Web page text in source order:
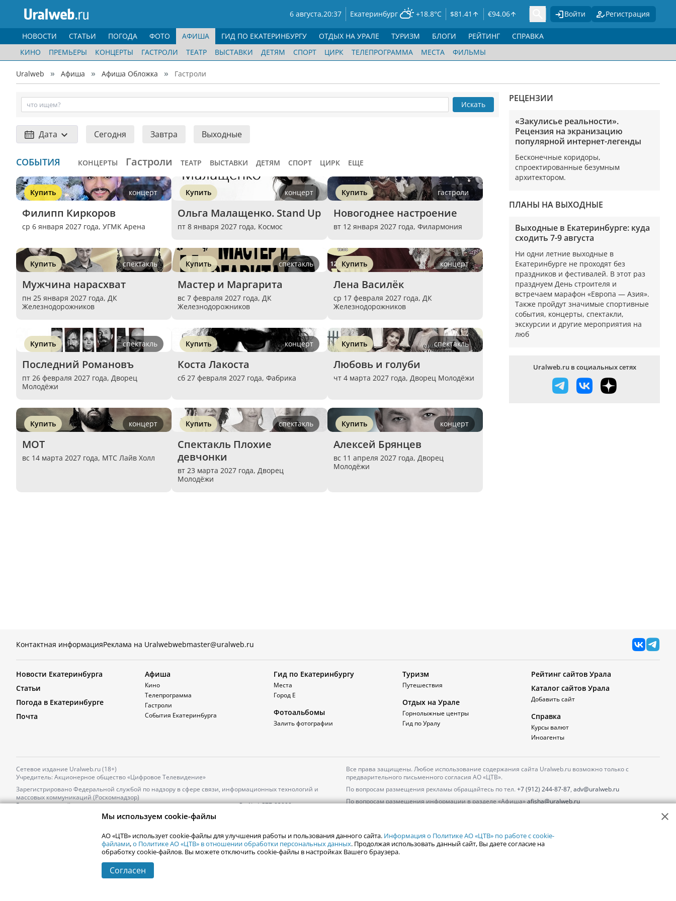
6 августа,20:37 Екатеринбург +18.8°C $81.41 €94.06 Войти Регистрация
НОВОСТИ СТАТЬИ ПОГОДА ФОТО
АФИША
КИНО
ПРЕМЬЕРЫ КОНЦЕРТЫ ГАСТРОЛИ ТЕАТР ВЫСТАВКИ ДЕТЯМ СПОРТ ЦИРК ТЕЛЕПРОГРАММА МЕСТА ФИЛЬМЫ
ГИД ПО ЕКАТЕРИНБУРГУ ОТДЫХ НА УРАЛЕ ТУРИЗМ БЛОГИ РЕЙТИНГ СПРАВКА
Uralweb Афиша Афиша Обложка Гастроли
Искать
Дата Сегодня Завтра Выходные
СОБЫТИЯ КОНЦЕРТЫ Гастроли ТЕАТР ВЫСТАВКИ ДЕТЯМ СПОРТ ЦИРК ЕЩЕ
Купить концерт
Филипп Киркоров
ср 6 января 2027 года, УГМК Арена
Купить концерт
Ольга Малащенко. Stand Up
пт 8 января 2027 года, Космос
Купить гастроли
Новогоднее настроение
вт 12 января 2027 года, Филармония
Купить спектакль
Мужчина нарасхват
пн 25 января 2027 года, ДК
Железнодорожников
Купить спектакль
Мастер и Маргарита
вс 7 февраля 2027 года,ДК
Железнодорожников
Купить концерт
Лена Василёк
ср 17 февраля 2027 года, ДК
Железнодорожников
Купить спектакль
Последний Романовъ
пт 26 февраля 2027 года, Дворец
Молодёжи
Купить концерт
Коста Лакоста
сб 27 февраля 2027 года,Фабрика
Купить спектакль
Любовь и голуби
чт 4 марта 2027 года, Дворец Молодёжи
Купить концерт
МОТ
вс 14 марта 2027 года, МТС Лайв Холл
Купить спектакль
Спектакль Плохие
девчонки
вт 23 марта 2027 года,Дворец
Молодёжи
Купить концерт
Алексей Брянцев
вс 11 апреля 2027 года, Дворец
Молодёжи
РЕЦЕНЗИИ
«Закулисье реальности».
Рецензия на экранизацию
популярной интернет-легенды
Бесконечные коридоры,
спроектированные безумным
архитектором.
ПЛАНЫ НА ВЫХОДНЫЕ
Выходные в Екатеринбурге: куда
сходить 7-9 августа
Ни одни летние выходные в
Екатеринбурге не проходят без
праздников и фестивалей. В этот раз
празднуем День строителя и
встречаем марафон «Европа — Азия».
Также пройдут значимые спортивные
события, концерты, спектакли,
экскурсии и другие мероприятия на
люб
Uralweb.ru в социальных сетях
Контактная информацияРеклама на Uralwebwebmaster@uralweb.ru
Новости Екатеринбурга
Статьи
Погода в Екатеринбурге
Почта
Афиша
Кино
Телепрограмма
Гастроли
События Екатеринбурга
Гид по Екатеринбургу
Места
Город Е
Фотоальбомы
Залить фотографии
Туризм
Путешествия
Отдых на Урале
Горнолыжные центры
Гид по Уралу
Рейтинг сайтов Урала
Каталог сайтов Урала
Добавить сайт
Справка
Курсы валют
Иноагенты
Сетевое издание Uralweb.ru (18+)
Учредитель: Акционерное общество «Цифровое Телевидение»
Зарегистрировано Федеральной службой по надзору в сфере связи, информационных технологий и
массовых коммуникаций (Роскомнадзор)
Регистрационный номер и дата принятия решения о регистрации: серияЭл № ФС77-82000
+7 (912) 244-87-87,
Электронный адрес редакции:news@uralweb.ru
Все права защищены. Любое использование содержания сайта Uralweb.ru возможно только с
предварительного письменного согласия АО «ЦТВ».
По вопросам размещения рекламы обращайтесь по тел. +7 (912) 244-87-87, adv@uralweb.ru
По вопросам размещения информации в разделе «Афиша»afisha@uralweb.ru
Екатеринбург
Мы используем cookie-файлы
АО «ЦТВ» использует cookie-файлы для улучшения работы и пользования данного сайта. Информация о Политике АО «ЦТВ» по работе с cookie-
файлами,о Политике АО «ЦТВ» в отношении обработки персональных данных. Продолжая использовать данный сайт, Вы даете согласие на
обработку cookie-файлов. Вы можете отключить cookie-файлы в настройках Вашего браузера.
Согласен